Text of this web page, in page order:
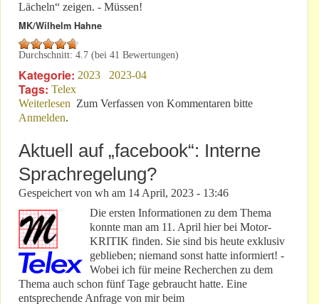
Lächeln“ zeigen. - Müssen!
MK/Wilhelm Hahne
Durchschnitt: 4.7 (bei 41 Bewertungen)
Kategorie: 2023 2023-04
Tags: Telex
Weiterlesen über Dorint/Boulevard: Wir leben nicht in der
Zum Verfassen von Kommentaren bitte
Anmelden.
Aktuell auf „facebook“: Interne
Sprachregelung?
Gespeichert von wh am 14 April, 2023 - 13:46
Die ersten Informationen zu dem Thema
konnte man am 11. April hier bei Motor-
KRITIK finden. Sie sind bis heute exklusiv
geblieben; niemand sonst hatte informiert! -
Wobei ich für meine Recherchen zu dem
Thema auch schon fünf Tage gebraucht hatte. Eine
entsprechende Anfrage von mir beim